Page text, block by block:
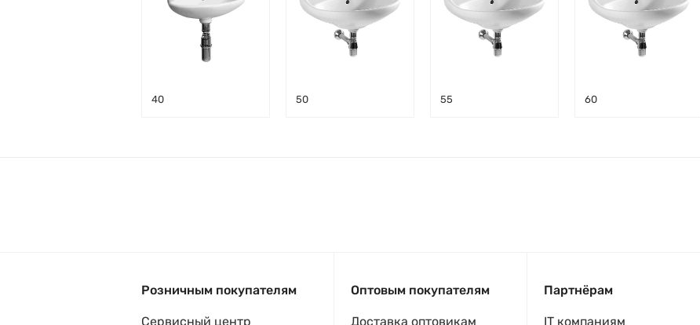
40 50 55 60
Розничным покупателям
Сервисный центр
Оптовым покупателям
Доставка оптовикам
Партнёрам
IT компаниям